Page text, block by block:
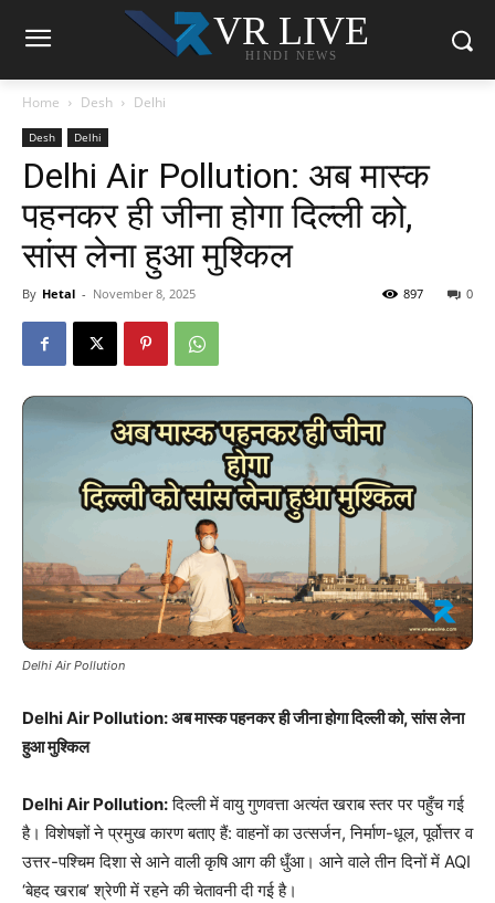
VR LIVE
HINDI NEWS
Home Desh Delhi
Desh Delhi
Delhi Air Pollution: अब मास्क
पहनकर ही जीना होगा दिल्ली को,
सांस लेना हुआ मुश्किल
By Hetal - November 8, 2025 0
897
Delhi Air Pollution
Delhi Air Pollution: अब मास्क पहनकर ही जीना होगा दिल्ली को, सांस लेना
हुआ मुश्किल
Delhi Air Pollution:दिल्ली में वायु गुणवत्ता अत्यंत खराब स्तर पर पहुँच गई
है। विशेषज्ञों ने प्रमुख कारण बताए हैं: वाहनों का उत्सर्जन, निर्माण-धूल, पूर्वोत्तर व
उत्तर-पश्चिम दिशा से आने वाली कृषि आग की धुँआ। आने वाले तीन दिनों में AQI
‘बेहद खराब’ श्रेणी में रहने की चेतावनी दी गई है।